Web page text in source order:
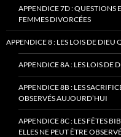
APPENDICE 7D : QUESTIONS
FEMMES DIVORCÉES
APPENDICE 8 : LES LOIS DE DIEU
APPENDICE 8A : LES LOIS DE
APPENDICE 8B : LES
OBSERVÉS AUJOURD’HUI
APPENDICE 8C : LES FÊTES
ELLES NE PEUT ÊTRE